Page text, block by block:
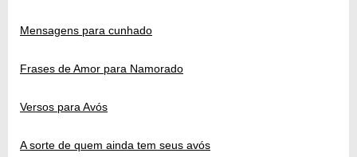
Mensagens para cunhado
Frases de Amor para Namorado
Versos para Avós
A sorte de quem ainda tem seus avós